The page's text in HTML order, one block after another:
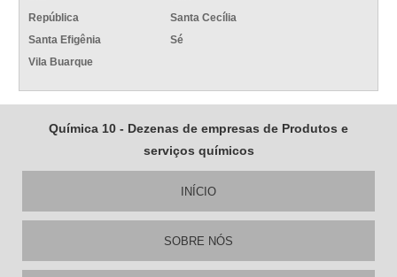
República
Santa Cecília
Santa Efigênia
Sé
Vila Buarque
Química 10 - Dezenas de empresas de Produtos e
serviços químicos
INÍCIO
SOBRE NÓS